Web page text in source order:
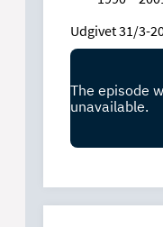
Udgivet 31/3-